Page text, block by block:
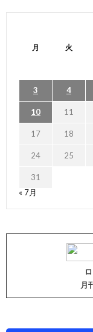
月 火
3 4
10 11
17 18
24 25
31
« 7月
月